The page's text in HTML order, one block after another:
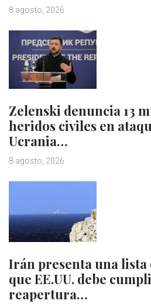
8 agosto, 2026
Zelenski denuncia 13
heridos civiles en
Ucrania…
8 agosto, 2026
Irán presenta una lista
que EE.UU. debe
reapertura…